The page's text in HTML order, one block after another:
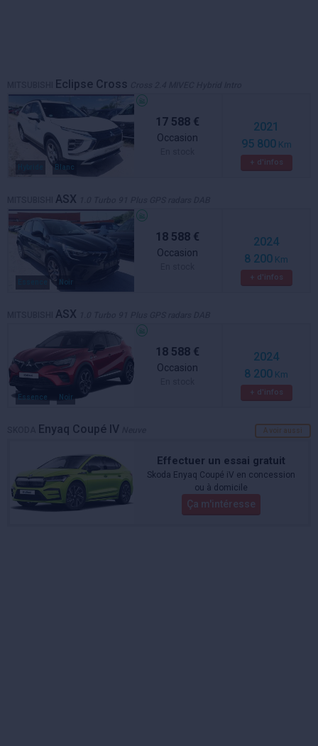
Eclipse Cross
Blanc
17 588 €
Occasion
2021
95 800Km
+ d'infos
ASX
Noir
18 588 €
Occasion
2024
8 200 Km
+ d'infos
ASX
Essence Noir
18 588 €
Occasion
2024
8 200 Km
+ d'infos
Enyaq Coupé IV A voir aussi
Effectuer un essai gratuit
Skoda Enyaq Coupé iV en concession
ou à domicile
Ça m'intéresse